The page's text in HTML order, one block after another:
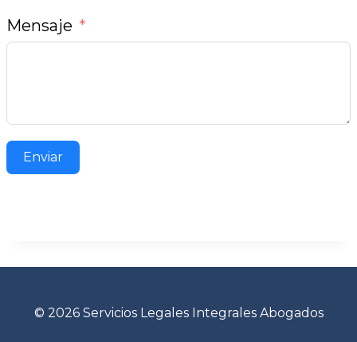
Mensaje
Enviar
© 2026 Servicios Legales Integrales Abogados